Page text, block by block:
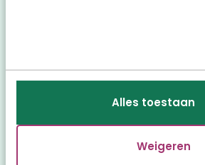
Alles toestaan
Weigeren